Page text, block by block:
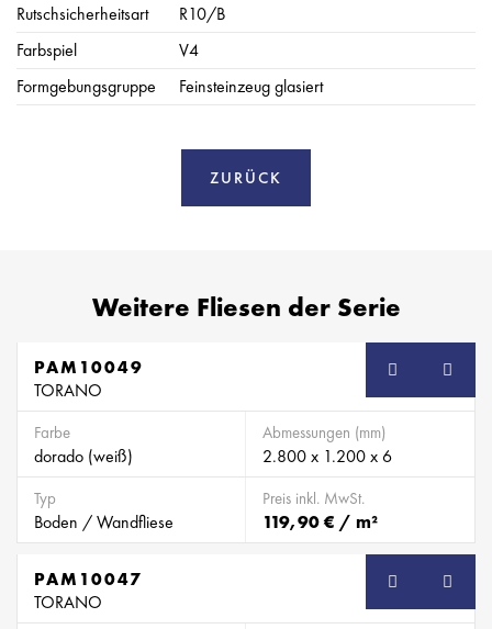
Rutschsicherheitsart
R10/B
Farbspiel
V4
Formgebungsgruppe
Feinsteinzeug glasiert
ZURÜCK
Weitere Fliesen der Serie
PAM10049
TORANO
Farbe
dorado (weiß)
Abmessungen (mm)
2.800 x 1.200 x 6
Typ
Boden / Wandfliese
Preis inkl. MwSt.
119,90 € / m²
PAM10047
TORANO